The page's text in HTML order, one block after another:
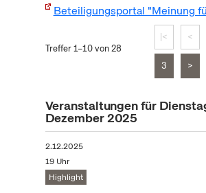
Beteiligungsportal "Meinung
Treffer 1–10 von 28
|< <
3 >
Veranstaltungen für
Dezember 2025
2.12.2025
19 Uhr
Highlight